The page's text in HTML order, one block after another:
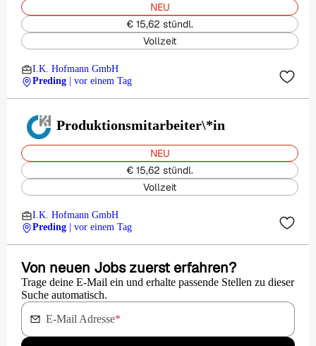
NEU
€ 15,62 stündl.
Vollzeit
I.K. Hofmann GmbH
Preding
| vor einem Tag
Produktionsmitarbeiter\*in
NEU
€ 15,62 stündl.
Vollzeit
I.K. Hofmann GmbH
Preding
| vor einem Tag
Von neuen Jobs zuerst erfahren?
Trage deine E-Mail ein und erhalte passende Stellen zu dieser
Suche automatisch.
E-Mail Adresse*